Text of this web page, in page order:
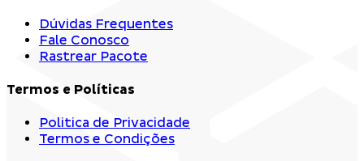
Dúvidas Frequentes
Fale Conosco
Rastrear Pacote
Termos e Políticas
Politica de Privacidade
Termos e Condições